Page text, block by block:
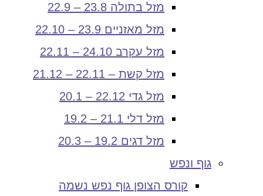
מזל בתולה 23.8 – 22.9
מזל מאזניים 23.9 – 22.10
מזל עקרב 24.10 – 22.11
מזל קשת – 22.11 – 21.12
מזל גדי 22.12 – 20.1
מזל דלי 21.1 – 19.2
מזל דגים 19.2 – 20.3
גוף ונפש
קורס הצופן גוף נפש נשמה